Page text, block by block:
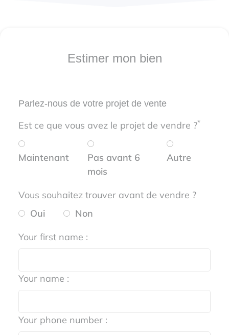
Estimer mon bien
Parlez-nous de votre projet de vente
Est ce que vous avez le projet de vendre ?*
Maintenant
Pas avant 6
mois
Autre
Vous souhaitez trouver avant de vendre ?
Oui
Non
Your first name :
Your name :
Your phone number :